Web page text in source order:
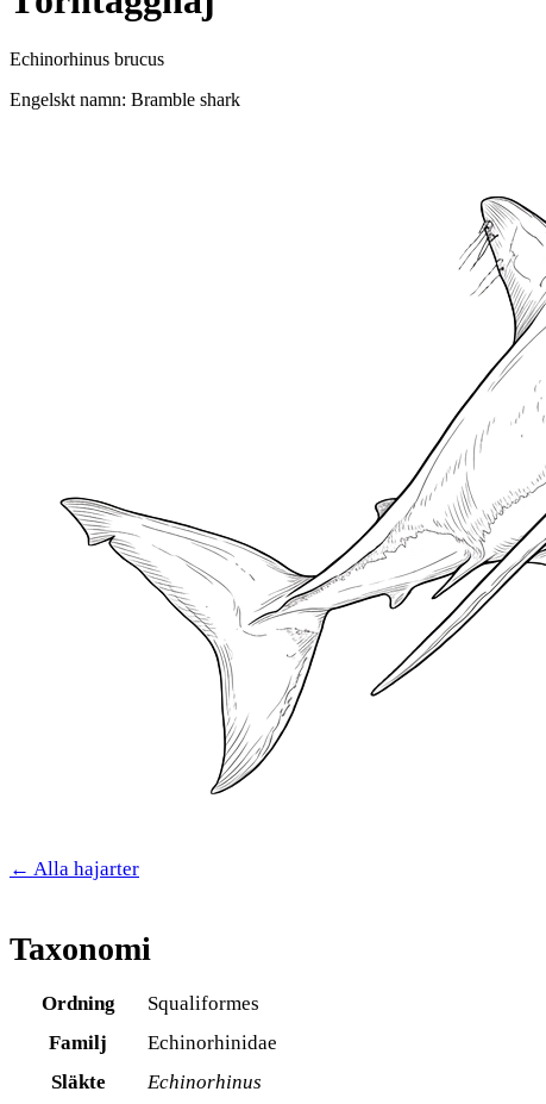
Echinorhinus brucus
Engelskt namn: Bramble shark
← Alla hajarter
Taxonomi
Ordning
Squaliformes
Familj
Echinorhinidae
Släkte
Echinorhinus